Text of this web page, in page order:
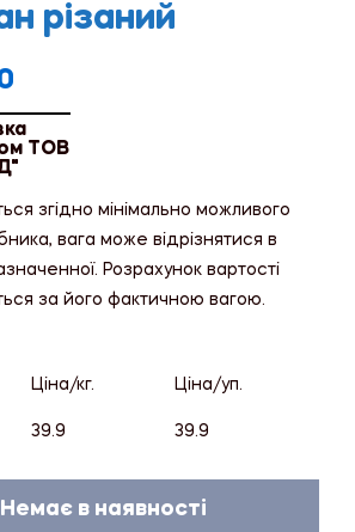
різаний
ТОВ
згідно мінімально можливого
вага може відрізнятися в
Розрахунок вартості
за його фактичною вагою.
Ціна/кг. Ціна/уп.
39.9 39.9
Немає в наявності